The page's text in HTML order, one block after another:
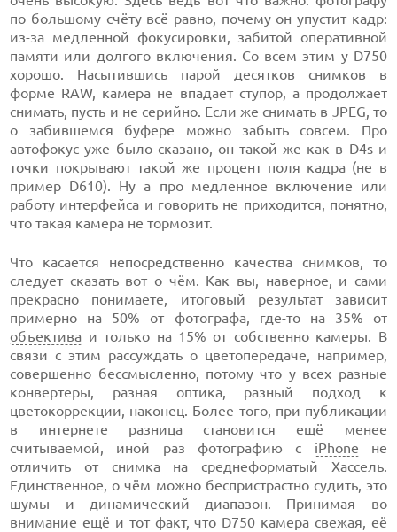
по большому счёту всё равно, почему он упустит кадр:
из-за медленной фокусировки, забитой оперативной
памяти или долгого включения. Со всем этим у D750
хорошо. Насытившись парой десятков снимков в
форме RAW, камера не впадает ступор, а продолжает
снимать, пусть и не серийно. Если же снимать в JPEG, то
о забившемся буфере можно забыть совсем. Про
автофокус уже было сказано, он такой же как в D4s и
точки покрывают такой же процент поля кадра (не в
пример D610). Ну а про медленное включение или
работу интерфейса и говорить не приходится, понятно,
что такая камера не тормозит.
Что касается непосредственно качества снимков, то
следует сказать вот о чём. Как вы, наверное, и сами
прекрасно понимаете, итоговый результат зависит
примерно на 50% от фотографа, где-то на 35% от
объектива и только на 15% от собственно камеры. В
связи с этим рассуждать о цветопередаче, например,
совершенно бессмысленно, потому что у всех разные
конвертеры, разная оптика, разный подход к
цветокоррекции, наконец. Более того, при публикации
в интернете разница становится ещё менее
считываемой, иной раз фотографию с iPhone не
отличить от снимка на среднеформатый Хассель.
Единственное, о чём можно беспристрастно судить, это
шумы и динамический диапазон. Принимая во
внимание ещё и тот факт, что D750 камера свежая, её